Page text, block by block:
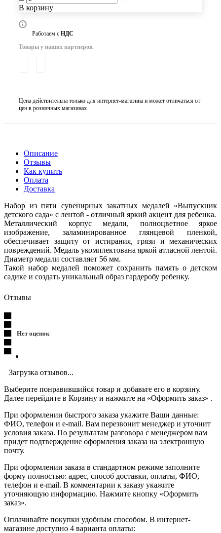
В корзину
Работаем с НДС
Товары у наших партнеров.
Цена действительна только для интернет-магазина и может отличаться от
цен в розничных магазинах
Описание
Отзывы
Как купить
Оплата
Доставка
Набор из пяти сувенирных закатных медалей «Выпускник
детского сада» с лентой - отличный яркий акцент для ребенка.
Металлический корпус медали, полноцветное яркое
изображение, заламинированное глянцевой пленкой,
обеспечивает защиту от истирания, грязи и механических
повреждений. Медаль укомплектована яркой атласной лентой.
Диаметр медали составляет 56 мм.
Такой набор медалей поможет сохранить память о детском
садике и создать уникальный образ гардеробу ребенку.
Отзывы
Нет оценок
Загрузка отзывов...
Выберите понравившийся товар и добавьте его в корзину.
Далее перейдите в Корзину и нажмите на «Оформить заказ» .
При оформлении быстрого заказа укажите Ваши данные:
ФИО, телефон и e-mail. Вам перезвонит менеджер и уточнит
условия заказа. По результатам разговора с менеджером вам
придет подтверждение оформления заказа на электронную
почту.
При оформлении заказа в стандартном режиме заполните
форму полностью: адрес, способ доставки, оплаты, ФИО,
телефон и e-mail. В комментарии к заказу укажите
уточняющую информацию. Нажмите кнопку «Оформить
заказ».
Оплачивайте покупки удобным способом. В интернет-
магазине доступно 4 варианта оплаты: